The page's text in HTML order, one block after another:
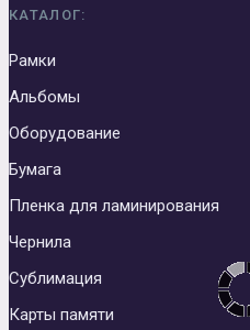
КАТАЛОГ:
Рамки
Альбомы
Оборудование
Бумага
Пленка для ламинирования
Чернила
Сублимация
Карты памяти